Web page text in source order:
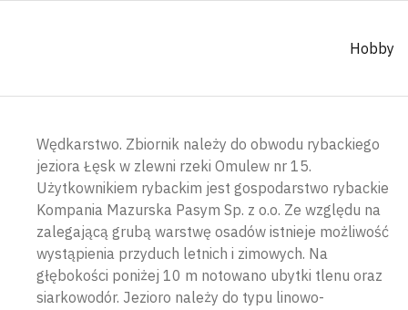
Hobby
Wędkarstwo. Zbiornik należy do obwodu rybackiego
jeziora Łęsk w zlewni rzeki Omulew nr 15.
Użytkownikiem rybackim jest gospodarstwo rybackie
Kompania Mazurska Pasym Sp. z o.o. Ze względu na
zalegającą grubą warstwę osadów istnieje możliwość
wystąpienia przyduch letnich i zimowych. Na
głębokości poniżej 10 m notowano ubytki tlenu oraz
siarkowodór. Jezioro należy do typu linowo-